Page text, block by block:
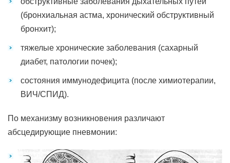
(бронхиальная астма, хронический обструктивный
бронхит);
тяжелые хронические заболевания (сахарный
диабет, патологии почек);
состояния иммунодефицита (после химиотерапии,
ВИЧ/СПИД).
По механизму возникновения различают
абсцедирующие пневмонии: